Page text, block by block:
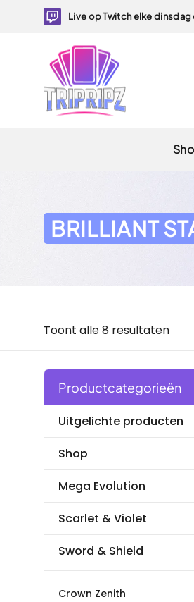
Live op Twitch elke
BRILLIANT
Toont alle 8 resultaten
Productcategorieën
Uitgelichte producten
Shop
Mega Evolution
Scarlet & Violet
Sword & Shield
Crown Zenith